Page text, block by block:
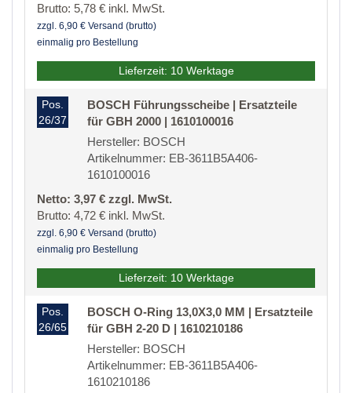
Brutto: 5,78 € inkl. MwSt.
zzgl. 6,90 € Versand (brutto)
einmalig pro Bestellung
Lieferzeit: 10 Werktage
Pos.
26/37
BOSCH Führungsscheibe | Ersatzteile
für GBH 2000 | 1610100016
Hersteller: BOSCH
Artikelnummer: EB-3611B5A406-
1610100016
Netto: 3,97 € zzgl. MwSt.
Brutto: 4,72 € inkl. MwSt.
zzgl. 6,90 € Versand (brutto)
einmalig pro Bestellung
Lieferzeit: 10 Werktage
Pos.
26/65
BOSCH O-Ring 13,0X3,0 MM | Ersatzteile
für GBH 2-20 D | 1610210186
Hersteller: BOSCH
Artikelnummer: EB-3611B5A406-
1610210186